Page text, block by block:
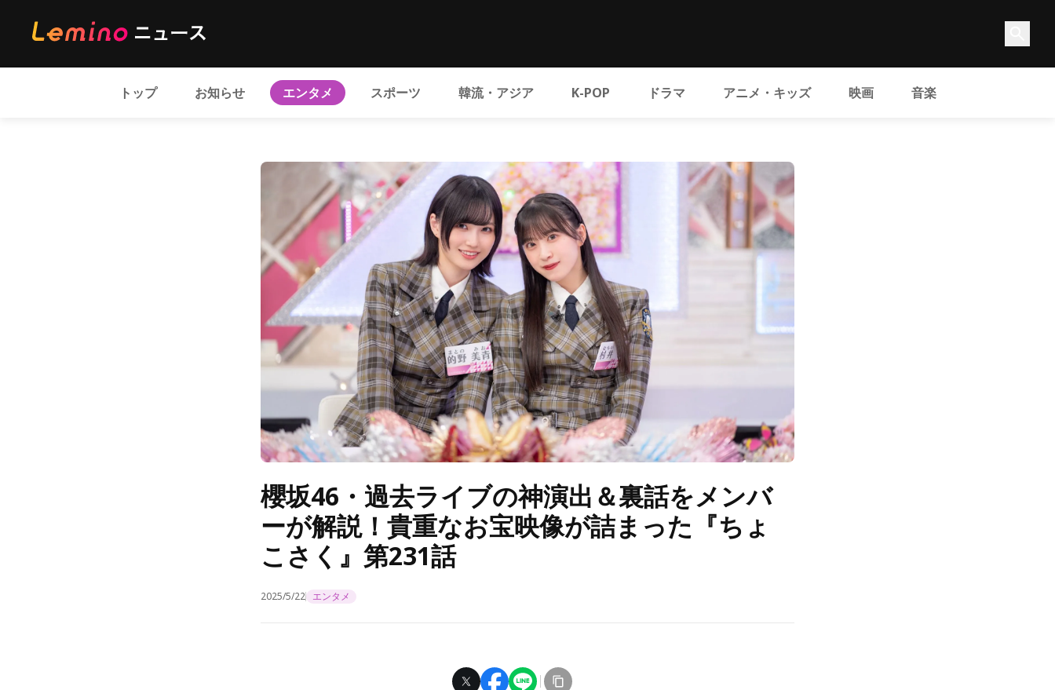
トップ お知らせ エンタメ スポーツ 韓流・アジア K-POP ドラマ アニメ・キッズ 映画 音楽
櫻坂46・過去ライブの神演出＆裏話をメンバ
ーが解説！貴重なお宝映像が詰まった『ちょ
こさく』第231話
2025/5/22 エンタメ